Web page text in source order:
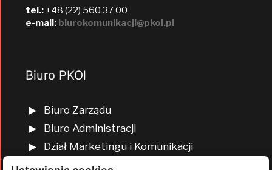
tel.: +48 (22) 560 37 00
e-mail: biurokomunikacji@pkol.pl
Biuro PKOl
Biuro Zarządu
Biuro Administracji
Dział Marketingu i Komunikacji
Dział Edukacji Olimpijskiej